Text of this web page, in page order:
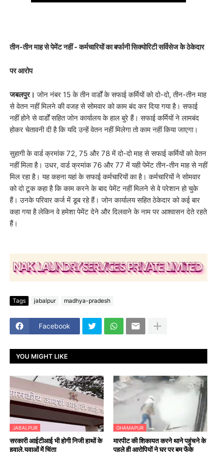
तीन-तीन माह से पेमेंट नहीं - कर्मचारियों का बर्फानी सिक्योरिटी सर्विसेज केे ठेकेदार
पर आरोप
जबलपुर। जोन नंबर 15 के तीन वार्डों के सफाई कर्मियों को दो-दो, तीन-तीन माह
से वेतन नहीं मिलने की वजह से सोमवार को काम बंद कर दिया गया है। सफाई
नहीं होने से वार्डों सहित जोन कार्यालय के हाल बुरे हैं। सफाई कर्मियों ने लामबंद
होकर चेतावनी दी है कि यदि उन्हें वेतन नहीं मिलेगा तो काम नहीं किया जाएगा।
सुहागी के वार्ड क्रमांक 72, 75 और 78 में दो-दो माह से सफाई कर्मियों को वेतन
नहीं मिला है। उधर, वार्ड क्रमांक 76 और 77 में यही पेमेंट तीन-तीन माह से नहीं
मिल रहा है। यह कहना यहां के सफाई कर्मचारियों का है। कर्मचारियों ने सोमवार
को दो टूक कहा है कि काम करने के बाद पेमेंट नहीं मिलने से वे परेशान हो चुके
हैं। उनके परिवार कर्ज में डूब रहे हैं। जोन कार्यालय सहित ठेकेदार को कई बार
कहा गया है लेकिन वे हमेशा पेमेंट देने और दिलवाने के नाम पर आश्वासन देते रहते
हैं।
Tags jabalpur madhya-pradesh
Facebook
YOU MIGHT LIKE
JABALPUR
सरकारी आईटीआई भी होगी निजी हाथों के
हवाले,युवाओं में चिंता
GHAMAPUR
मारपीट की शिकायत करने थाने पहुंचने के
पहले ही आरोपियों ने घर पर बम फेंके